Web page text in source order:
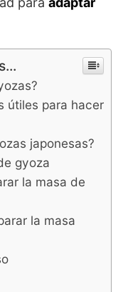
útiles para hacer
japonesas?
gyoza
la masa de
la masa